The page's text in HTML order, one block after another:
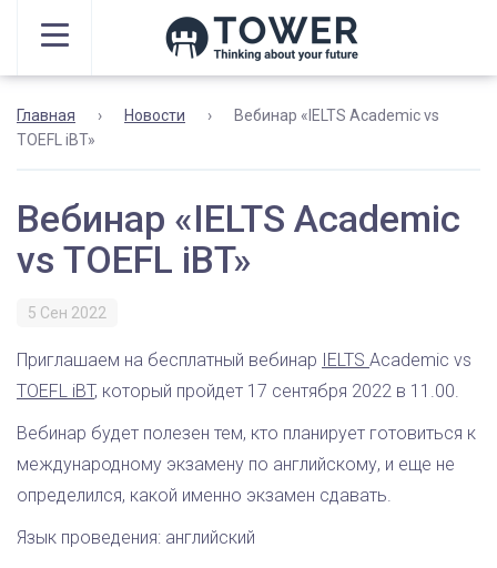
Главная › Новости ›
Вебинар «IELTS Academic vs
TOEFL iBT»
Вебинар «IELTS Academic
vs TOEFL iBT»
5 Сен 2022
Приглашаем на бесплатный вебинар IELTS Academic vs
TOEFL iBT, который пройдет 17 сентября 2022 в 11.00.
Вебинар будет полезен тем, кто планирует готовиться к
международному экзамену по английскому, и еще не
определился, какой именно экзамен сдавать.
Язык проведения: английский